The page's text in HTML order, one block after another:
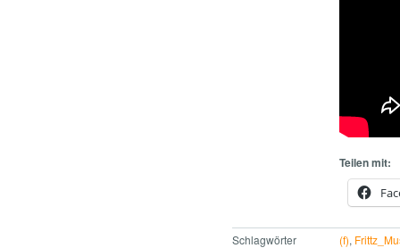
Teilen mit:
Schlagwörter (f),